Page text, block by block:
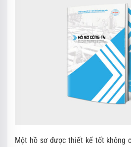
Một hồ sơ được thiết kế tốt không